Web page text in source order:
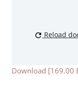
Reload
Download [169.00